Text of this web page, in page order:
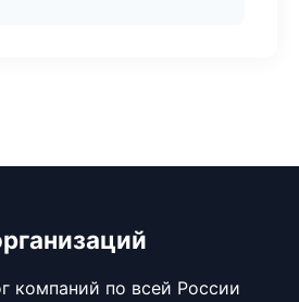
компаний по всей России